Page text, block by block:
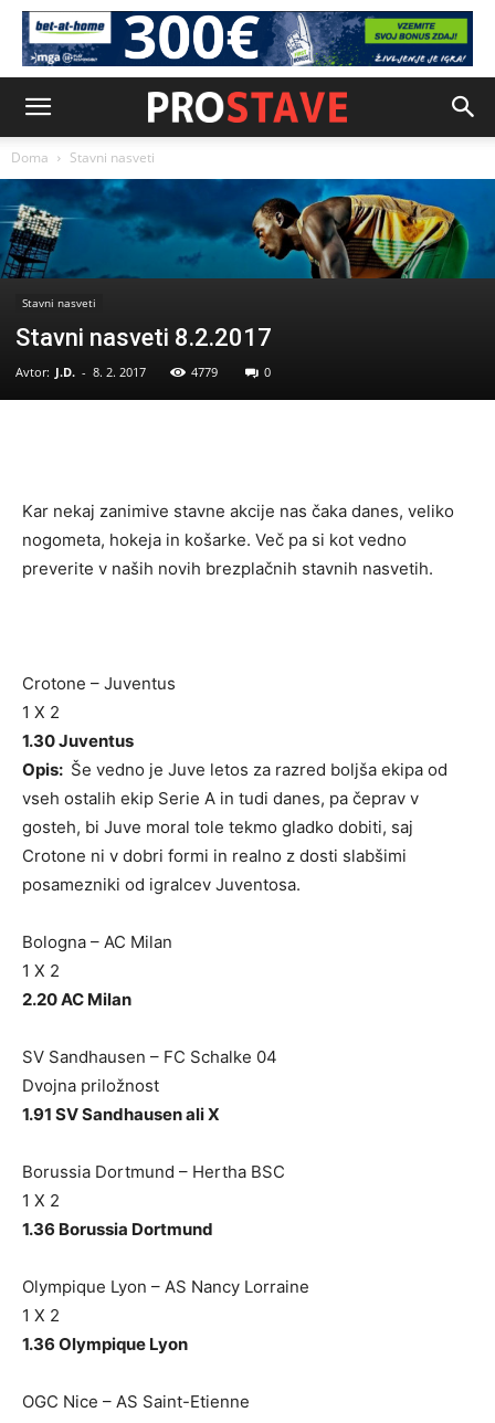
Doma Stavni nasveti
Stavni nasveti
Stavni nasveti 8.2.2017
Avtor: J.D. - 8. 2. 2017 4779 0
Kar nekaj zanimive stavne akcije nas čaka danes, veliko
nogometa, hokeja in košarke. Več pa si kot vedno
preverite v naših novih brezplačnih stavnih nasvetih.
Crotone – Juventus
1 X 2
1.30 Juventus
Opis: Še vedno je Juve letos za razred boljša ekipa od
vseh ostalih ekip Serie A in tudi danes, pa čeprav v
gosteh, bi Juve moral tole tekmo gladko dobiti, saj
Crotone ni v dobri formi in realno z dosti slabšimi
posamezniki od igralcev Juventosa.
Bologna – AC Milan
1 X 2
2.20 AC Milan
SV Sandhausen – FC Schalke 04
Dvojna priložnost
1.91 SV Sandhausen ali X
Borussia Dortmund – Hertha BSC
1 X 2
1.36 Borussia Dortmund
Olympique Lyon – AS Nancy Lorraine
1 X 2
1.36 Olympique Lyon
OGC Nice – AS Saint-Etienne